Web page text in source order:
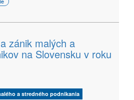
zánik malých a
na Slovensku v roku
a stredného podnikania